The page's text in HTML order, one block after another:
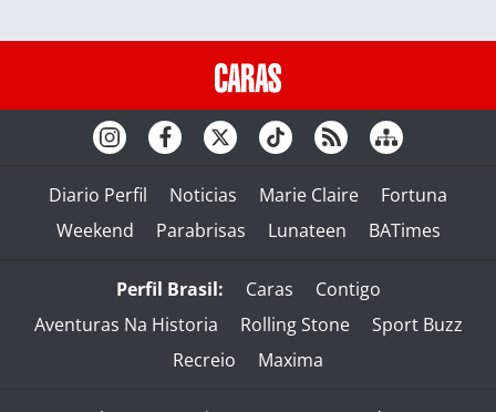
Diario Perfil Noticias Marie Claire
Fortuna
Weekend
Parabrisas Lunateen BATimes
Perfil Brasil: Caras
Contigo
Aventuras Na Historia
Rolling Stone
Sport Buzz
Recreio
Maxima